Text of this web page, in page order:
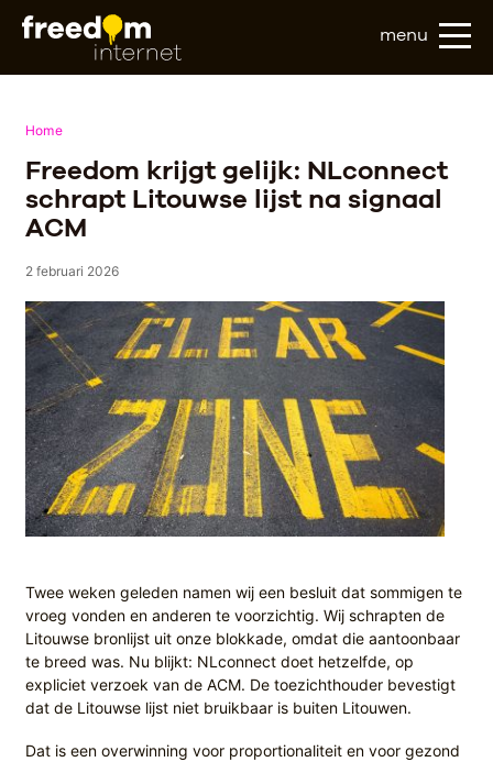
menu
Home
Freedom krijgt gelijk: NLconnect
schrapt Litouwse lijst na signaal
ACM
2 februari 2026
Twee weken geleden namen wij een besluit dat sommigen te
vroeg vonden en anderen te voorzichtig. Wij schrapten de
Litouwse bronlijst uit onze blokkade, omdat die aantoonbaar
te breed was. Nu blijkt: NLconnect doet hetzelfde, op
expliciet verzoek van de ACM. De toezichthouder bevestigt
dat de Litouwse lijst niet bruikbaar is buiten Litouwen.
Dat is een overwinning voor proportionaliteit en voor gezond